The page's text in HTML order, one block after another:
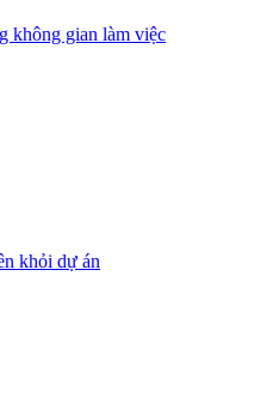
không gian làm việc
khỏi dự án